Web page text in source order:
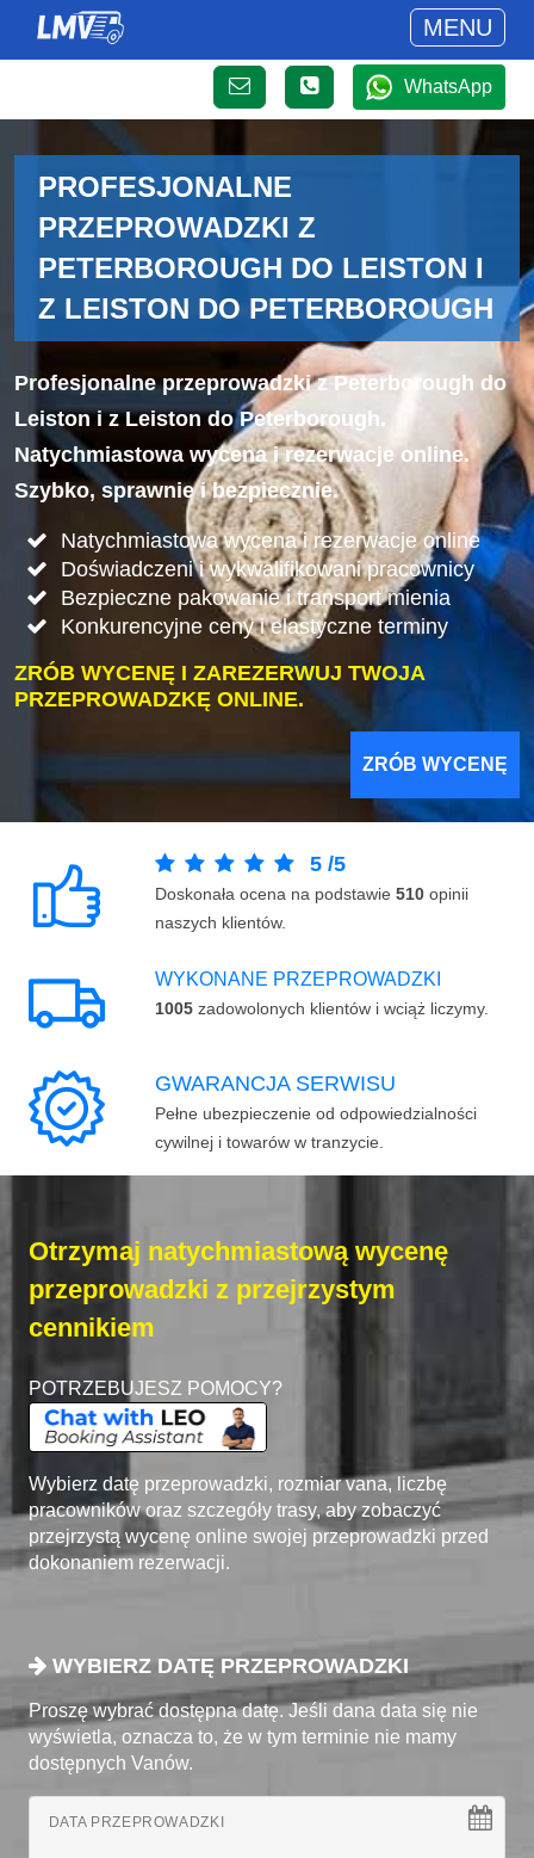
MENU
WhatsApp
PROFESJONALNE
PRZEPROWADZKI Z
PETERBOROUGH DO LEISTON I
Z LEISTON DO PETERBOROUGH
Profesjonalne przeprowadzki z Peterborough do
Leiston i z Leiston do Peterborough.
Natychmiastowa wycena i rezerwacje online.
Szybko, sprawnie i bezpiecznie.
Natychmiastowa wycena i rezerwacje online
Doświadczeni i wykwalifikowani pracownicy
Bezpieczne pakowanie i transport mienia
Konkurencyjne ceny i elastyczne terminy
ZRÓB WYCENĘ I ZAREZERWUJ TWOJA
PRZEPROWADZKĘ ONLINE.
ZRÓB WYCENĘ
5 /5
Doskonała ocena na podstawie 510 opinii
naszych klientów.
WYKONANE PRZEPROWADZKI
1005 zadowolonych klientów i wciąż liczymy.
GWARANCJA SERWISU
Pełne ubezpieczenie od odpowiedzialności
cywilnej i towarów w tranzycie.
Otrzymaj natychmiastową wycenę
przeprowadzki z przejrzystym
cennikiem
POTRZEBUJESZ POMOCY?
Wybierz datę przeprowadzki, rozmiar vana, liczbę
pracowników oraz szczegóły trasy, aby zobaczyć
przejrzystą wycenę online swojej przeprowadzki przed
dokonaniem rezerwacji.
WYBIERZ DATĘ PRZEPROWADZKI
Proszę wybrać dostępna datę. Jeśli dana data się nie
wyświetla, oznacza to, że w tym terminie nie mamy
dostępnych Vanów.
DATA PRZEPROWADZKI